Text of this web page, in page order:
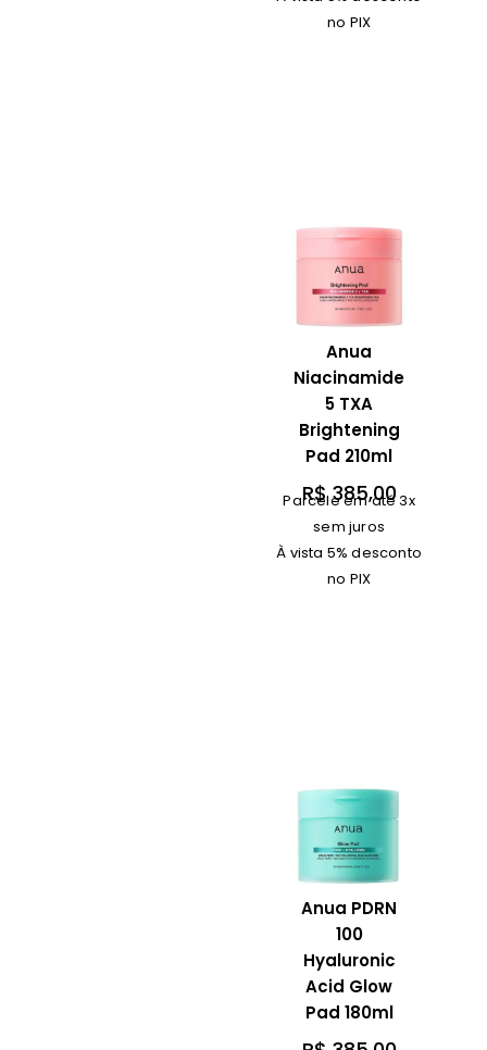
no PIX
Anua
Niacinamide
5 TXA
Brightening
Pad 210ml
R$385,00
Parcele em até 3x
sem juros
À vista 5% desconto
no PIX
Anua PDRN
100
Hyaluronic
Acid Glow
Pad 180ml